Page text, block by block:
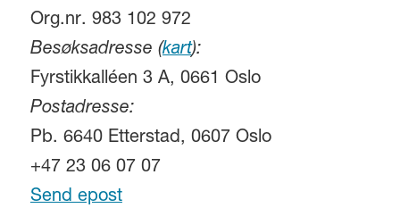
Org.nr. 983 102 972
Besøksadresse (kart):
Fyrstikkalléen 3 A, 0661 Oslo
Postadresse:
Pb. 6640 Etterstad, 0607 Oslo
+47 23 06 07 07
Send epost